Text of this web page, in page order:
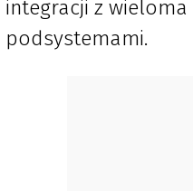
integracji z wieloma
podsystemami.